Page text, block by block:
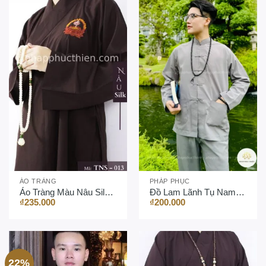
ÁO TRÀNG
Áo Tràng Màu Nâu Silk (Thêu)
₫235.000
PHÁP PHỤC
Đồ Lam Lãnh Tụ Nam Kate
₫200.000
22%